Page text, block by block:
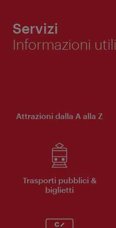
Servizi
Informazioni utili
Attrazioni dalla A alla Z
Trasporti pubblici &
biglietti